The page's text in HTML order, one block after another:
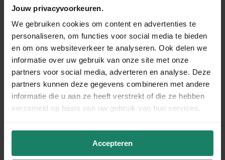
Jouw privacyvoorkeuren.
We gebruiken cookies om content en advertenties te
personaliseren, om functies voor social media te bieden
en om ons websiteverkeer te analyseren. Ook delen we
informatie over uw gebruik van onze site met onze
partners voor social media, adverteren en analyse. Deze
partners kunnen deze gegevens combineren met andere
informatie die u aan ze heeft verstrekt of die ze hebben
verzameld op basis van uw gebruik van hun services.
Accepteren